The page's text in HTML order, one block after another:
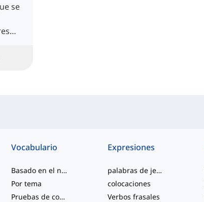
se
Vocabulario
Basado en el nivel
Por tema
Pruebas de competencia
Expresiones
palabras de jerga
colocaciones
Verbos frasales